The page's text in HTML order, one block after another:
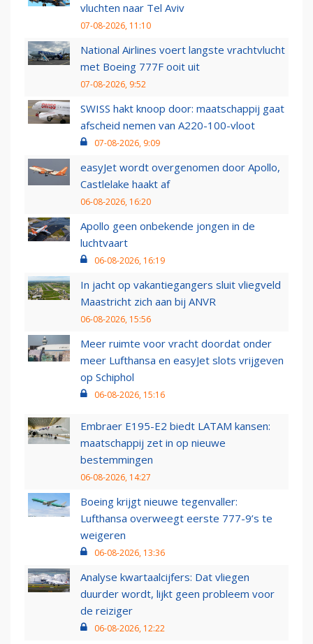
vluchten naar Tel Aviv
07-08-2026, 11:10
National Airlines voert langste vrachtvlucht
met Boeing 777F ooit uit
07-08-2026, 9:52
SWISS hakt knoop door: maatschappij gaat
afscheid nemen van A220-100-vloot
07-08-2026, 9:09
easyJet wordt overgenomen door Apollo,
Castlelake haakt af
06-08-2026, 16:20
Apollo geen onbekende jongen in de
luchtvaart
06-08-2026, 16:19
In jacht op vakantiegangers sluit vliegveld
Maastricht zich aan bij ANVR
06-08-2026, 15:56
Meer ruimte voor vracht doordat onder
meer Lufthansa en easyJet slots vrijgeven
op Schiphol
06-08-2026, 15:16
Embraer E195-E2 biedt LATAM kansen:
maatschappij zet in op nieuwe
bestemmingen
06-08-2026, 14:27
Boeing krijgt nieuwe tegenvaller:
Lufthansa overweegt eerste 777-9’s te
weigeren
06-08-2026, 13:36
Analyse kwartaalcijfers: Dat vliegen
duurder wordt, lijkt geen probleem voor
de reiziger
06-08-2026, 12:22